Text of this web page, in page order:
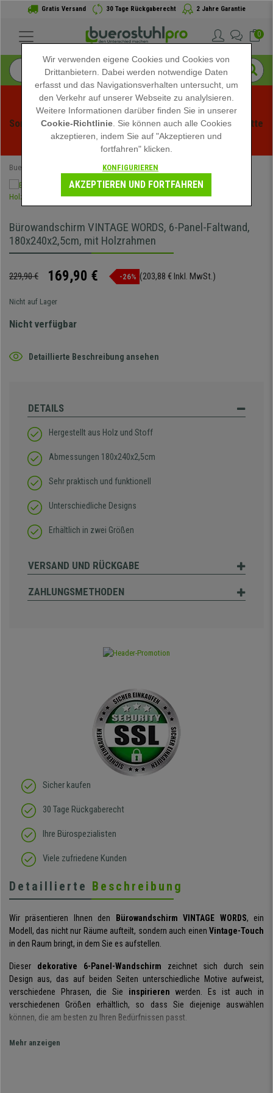
Gratis Versand 30 Tage Rückgaberecht 2 Jahre Garantie
0
Sommerschlussverauf bei buerstuhlpro! Exklusive Rabatte
für kurze Zeit - Aktion ansehen -
Buerostuhlpro Bürowandschirm
Bürowandschirm VINTAGE WORDS, 6-Panel-Faltwand,
180x240x2,5cm, mit Holzrahmen
229,90 € 169,90 € -26% (203,88 € Inkl. MwSt.)
Nicht auf Lager
Nicht verfügbar
Detaillierte Beschreibung ansehen
DETAILS
Hergestellt aus Holz und Stoff
Abmessungen 180x240x2,5cm
Sehr praktisch und funktionell
Unterschiedliche Designs
Erhältlich in zwei Größen
VERSAND UND RÜCKGABE
ZAHLUNGSMETHODEN
Sicher kaufen
30 Tage Rückgaberecht
Ihre Bürospezialisten
Viele zufriedene Kunden
Detaillierte Beschreibung
Wir präsentieren Ihnen den Bürowandschirm VINTAGE WORDS, ein
Modell, das nicht nur Räume aufteilt, sondern auch einen Vintage-Touch
in den Raum bringt, in dem Sie es aufstellen.
Dieser dekorative 6-Panel-Wandschirm zeichnet sich durch sein
Design aus, das auf beiden Seiten unterschiedliche Motive aufweist,
verschiedene Phrasen, die Sie inspirieren werden. Es ist auch in
verschiedenen Größen erhältlich, so dass Sie diejenige auswählen
können, die am besten zu Ihren Bedürfnissen passt.
Es wird aus
Mehr anzeigen
Wir verwenden eigene Cookies und Cookies von
Drittanbietern. Dabei werden notwendige Daten
erfasst und das Navigationsverhalten untersucht, um
den Verkehr auf unserer Webseite zu analylsieren.
Weitere Informationen darüber finden Sie in unserer
Cookie-Richtlinie . Sie können auch alle Cookies
akzeptieren, indem Sie auf "Akzeptieren und
fortfahren" klicken.
KONFIGURIEREN
AKZEPTIEREN UND FORTFAHREN